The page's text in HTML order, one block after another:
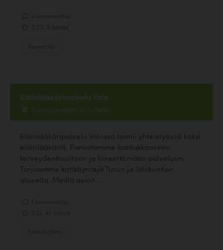
Eläinlääkäripalvelu Valo
Kuninkojankaari 26 B, Turku
Eläinlääkäripalvelu Valossa toimii yhteistyössä kaksi
eläinlääkäriä. Panostamme laadukkaaseen
terveydenhuoltoon ja kiireettömään palveluun.
Tarjoamme kotikäyntejä Turun ja lähikuntien
alueella. Meillä asioit...